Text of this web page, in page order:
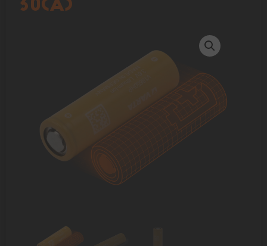
30(A)